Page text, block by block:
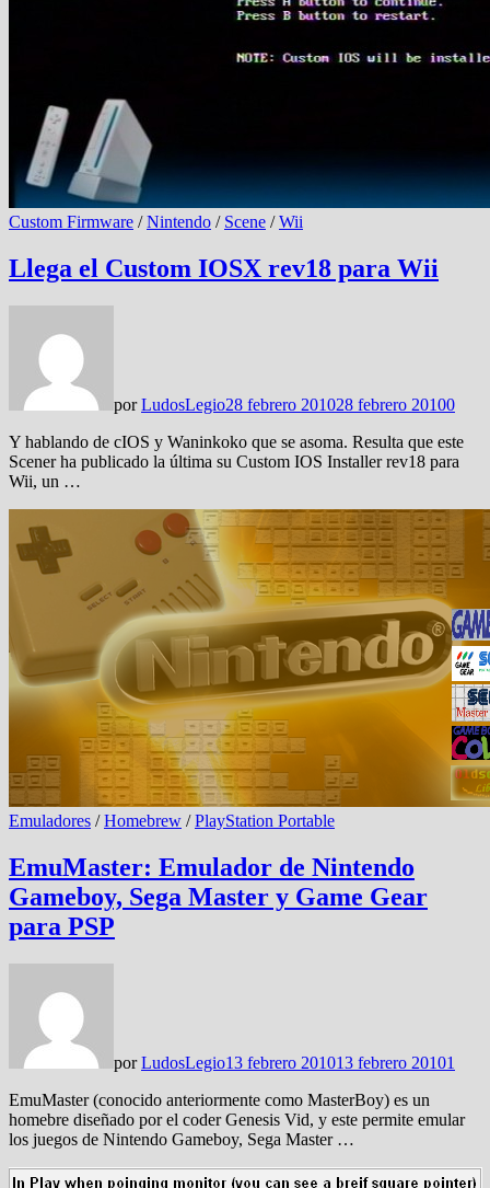
Custom Firmware /Nintendo / Scene /Wii
Llega el Custom IOSX rev18 para Wii
porLudosLegio28 febrero 201028 febrero 20100
Y hablando de cIOS y Waninkoko que se asoma. Resulta que este
Scener ha publicado la última su Custom IOS Installer rev18 para
Wii, un …
Emuladores /Homebrew /PlayStation Portable
EmuMaster: Emulador de Nintendo
Gameboy, Sega Master y Game Gear
para PSP
porLudosLegio13 febrero 201013 febrero 20101
EmuMaster (conocido anteriormente como MasterBoy) es un
homebre diseñado por el coder Genesis Vid, y este permite emular
los juegos de Nintendo Gameboy, Sega Master …